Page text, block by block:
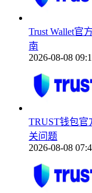
Trust Wallet官
南
2026-08-08
TRUST钱包官
关问题
2026-08-08